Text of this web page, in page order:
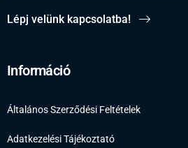
Lépj velünk kapcsolatba!
Információ
Általános Szerződési Feltételek
Adatkezelési Tájékoztató